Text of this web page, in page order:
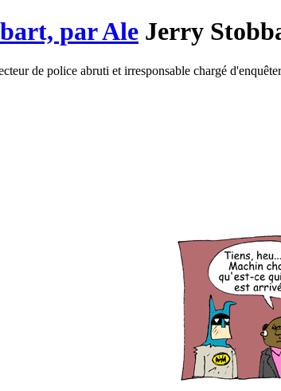
Jerry
de police abruti et irresponsable chargé